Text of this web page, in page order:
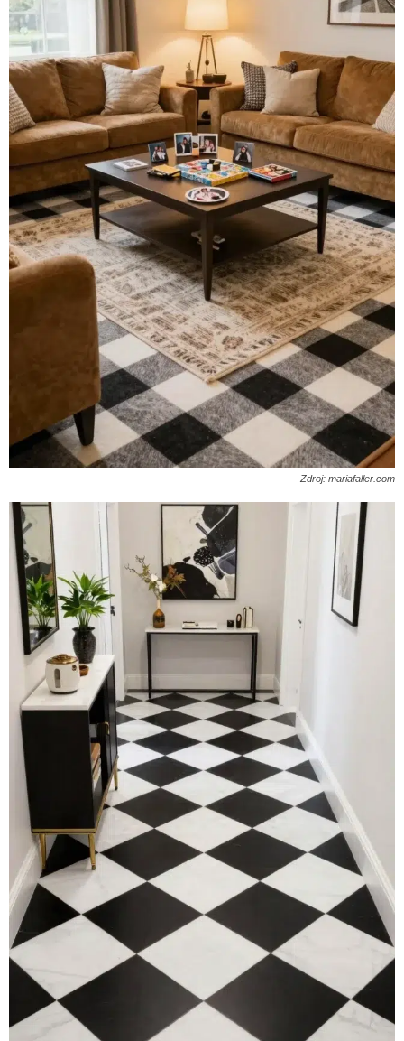
Zdroj: mariafaller.com